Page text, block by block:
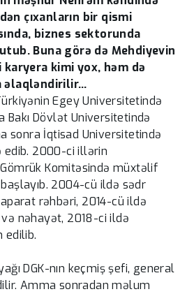
çıxanların bir qismi
biznes sektorunda
Buna görə də Mehdiyevin
kimi yox, həm də
əlaqləndirilir…
Egey Universitetində
Bakı Dövlət Universitetində
sonra İqtisad Universitetində
edib. 2000-ci illərin
Komitəsində müxtəlif
2004-cü ildə sədr
rəhbəri, 2014-cü ildə
nəhayət, 2018-ci ildə
edilib.
DGK-nın keçmiş şefi, general
Amma sonradan məlum